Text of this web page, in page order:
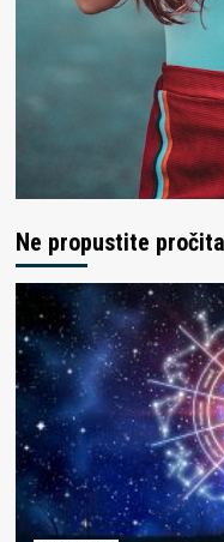
Ne propustite